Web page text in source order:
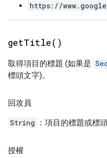
https://
getTitle( )
取得項目的標題 (如果是
標頭文字)。
回攻員
String ：項目的標題或標
授權